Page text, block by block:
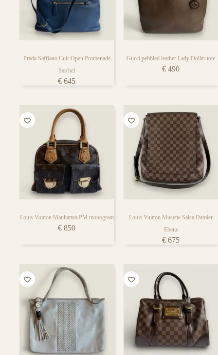
Prada Saffiano Cuir Open Promenade
Satchel
€ 645
Gucci pebbled leather Lady Dollar tote
€ 490
Louis Vuitton Manhattan PM monogram
€ 850
Louis Vuitton Musette Salsa Damier
Ebene
€ 675